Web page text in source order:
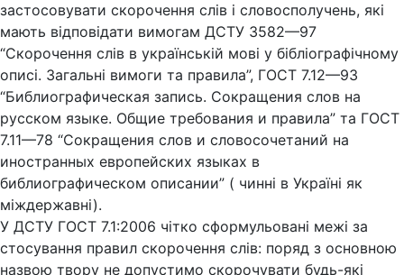
застосовувати скорочення слів і словосполучень, які
мають відповідати вимогам ДСТУ 3582—97
“Скорочення слів в українській мові у бібліографічному
описі. Загальні вимоги та правила”, ГОСТ 7.12—93
“Библиографическая запись. Сокращения слов на
русском языке. Общие требования и правила” та ГОСТ
7.11—78 “Сокращения слов и словосочетаний на
иностранных европейских языках в
библиографическом описании” ( чинні в Україні як
міждержавні).
У ДСТУ ГОСТ 7.1:2006 чітко сформульовані межі за
стосування правил скорочення слів: поряд з основною
назвою твору не допустимо скорочувати будь-які